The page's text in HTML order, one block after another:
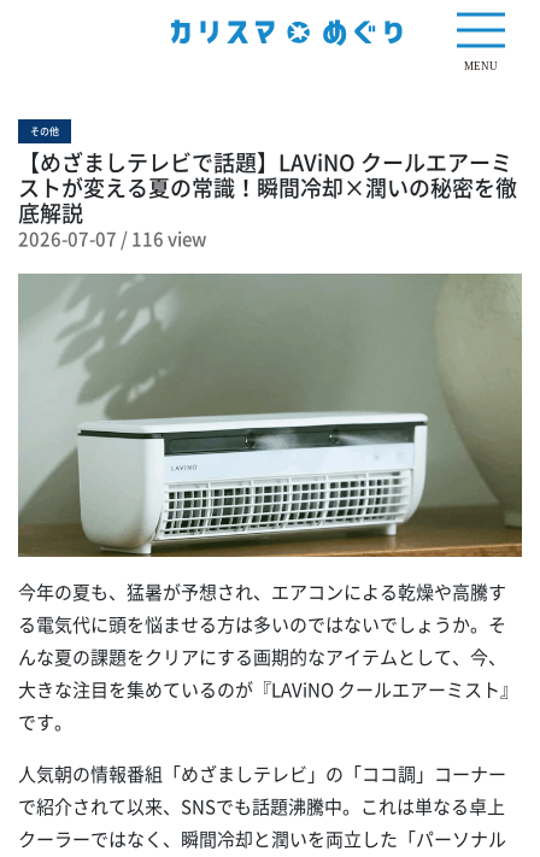
MENU
その他
【めざましテレビで話題】LAViNO クールエアーミ
ストが変える夏の常識！瞬間冷却×潤いの秘密を徹
底解説
2026-07-07 /116 view
今年の夏も、猛暑が予想され、エアコンによる乾燥や高騰す
る電気代に頭を悩ませる方は多いのではないでしょうか。そ
んな夏の課題をクリアにする画期的なアイテムとして、今、
大きな注目を集めているのが『LAViNO クールエアーミスト』
です。
人気朝の情報番組「めざましテレビ」の「ココ調」コーナー
で紹介されて以来、SNSでも話題沸騰中。これは単なる卓上
クーラーではなく、瞬間冷却と潤いを両立した「パーソナル